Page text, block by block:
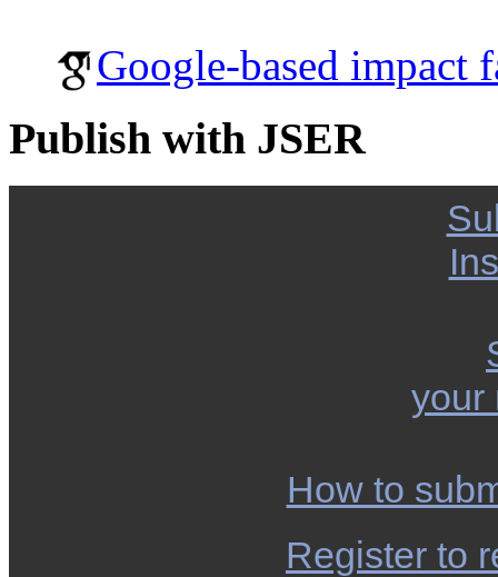
Google-based impact
Publish with JSER
your
How to
Register to